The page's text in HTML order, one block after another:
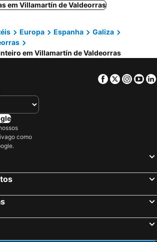
em Villamartín de Valdeorras
Europa Espanha
Galiza
em Villamartín de Valdeorras
Facebook
Twitter
como